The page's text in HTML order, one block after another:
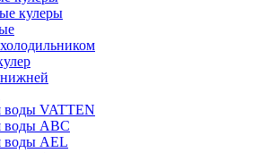
кулеры
воды VATTEN
воды ABC
воды AEL